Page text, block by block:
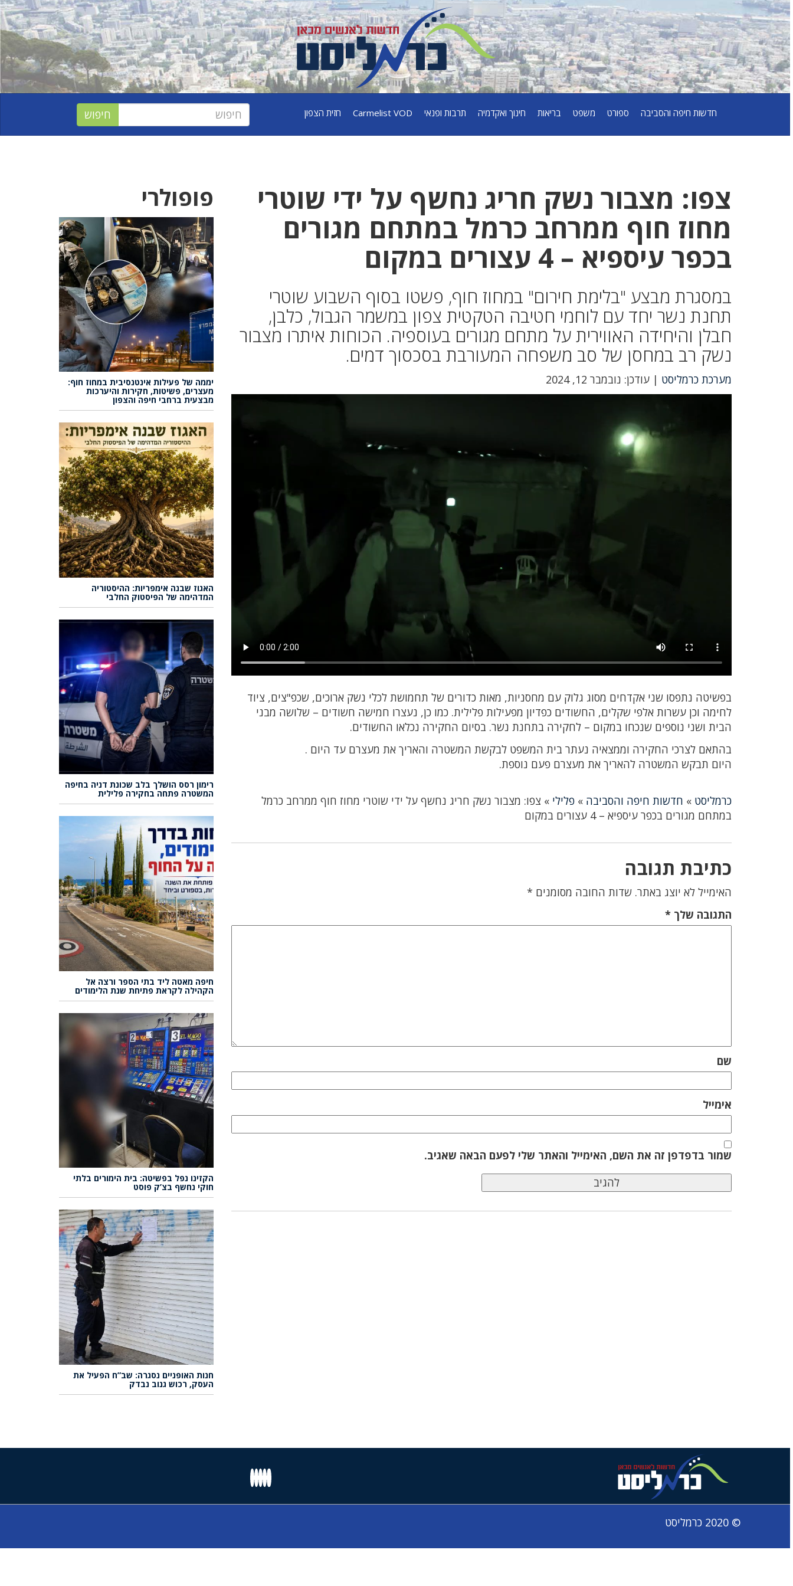
חדשות חיפה והסביבה ספורט משפט בריאות חינוך ואקדמיה תרבות ופנאי Carmelist VOD חזית הצפון
צפו: מצבור נשק חריג נחשף על ידי שוטרי
מחוז חוף ממרחב כרמל במתחם מגורים
בכפר עיספיא – 4 עצורים במקום
במסגרת מבצע "בלימת חירום" במחוז חוף, פשטו בסוף השבוע שוטרי
תחנת נשר יחד עם לוחמי חטיבה הטקטית צפון במשמר הגבול, כלבן,
חבלן והיחידה האווירית על מתחם מגורים בעוספיה. הכוחות איתרו מצבור
נשק רב במחסן של סב משפחה המעורבת בסכסוך דמים.
מערכת כרמליסט | עודכן: נובמבר 12, 2024
בפשיטה נתפסו שני אקדחים מסוג גלוק עם מחסניות, מאות כדורים של תחמושת לכלי נשק ארוכים, שכפ"צים, ציוד
לחימה וכן עשרות אלפי שקלים, החשודים כפדיון מפעילות פלילית. כמו כן, נעצרו חמישה חשודים – שלושה מבני
הבית ושני נוספים שנכחו במקום – לחקירה בתחנת נשר. בסיום החקירה נכלאו החשודים.
בהתאם לצרכי החקירה וממצאיה נעתר בית המשפט לבקשת המשטרה והאריך את מעצרם עד היום .
היום תבקש המשטרה להאריך את מעצרם פעם נוספת.
כרמליסט » חדשות חיפה והסביבה »פלילי » צפו: מצבור נשק חריג נחשף על ידי שוטרי מחוז חוף ממרחב כרמל
במתחם מגורים בכפר עיספיא – 4 עצורים במקום
כתיבת תגובה
האימייל לא יוצג באתר. שדות החובה מסומנים *
התגובה שלך*
שם
אימייל
שמור בדפדפן זה את השם, האימייל והאתר שלי לפעם הבאה שאגיב.
פופולרי
יממה של פעילות אינטנסיבית במחוז חוף:
מעצרים, פשיטות, חקירות והיערכות
מבצעית ברחבי חיפה והצפון
האגוז שבנה אימפריות: ההיסטוריה
המדהימה של הפיסטוק החלבי
רימון רסס הושלך בלב שכונת דניה בחיפה
המשטרה פתחה בחקירה פלילית
חיפה מאטה ליד בתי הספר ורצה אל
הקהילה לקראת פתיחת שנת הלימודים
הקזינו נפל בפשיטה: בית הימורים בלתי
חוקי נחשף בצ’ק פוסט
חנות האופניים נסגרה: שב”ח הפעיל את
העסק, רכוש גנוב נבדק
© 2020 כרמליסט